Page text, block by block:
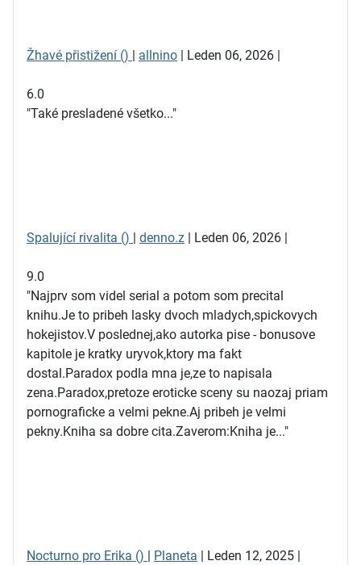
Žhavé přistižení () allnino | Leden 06, 2026 |
6.0
"Také presladené všetko..."
Spalující rivalita () denno.z | Leden 06, 2026 |
9.0
"Najprv som videl serial a potom som precital
knihu.Je to pribeh lasky dvoch mladych,spickovych
hokejistov.V poslednej,ako autorka pise - bonusove
kapitole je kratky uryvok,ktory ma fakt
dostal.Paradox podla mna je,ze to napisala
zena.Paradox,pretoze eroticke sceny su naozaj priam
pornograficke a velmi pekne.Aj pribeh je velmi
pekny.Kniha sa dobre cita.Zaverom:Kniha je..."
Nocturno pro Erika () Planeta | Leden 12, 2025 |